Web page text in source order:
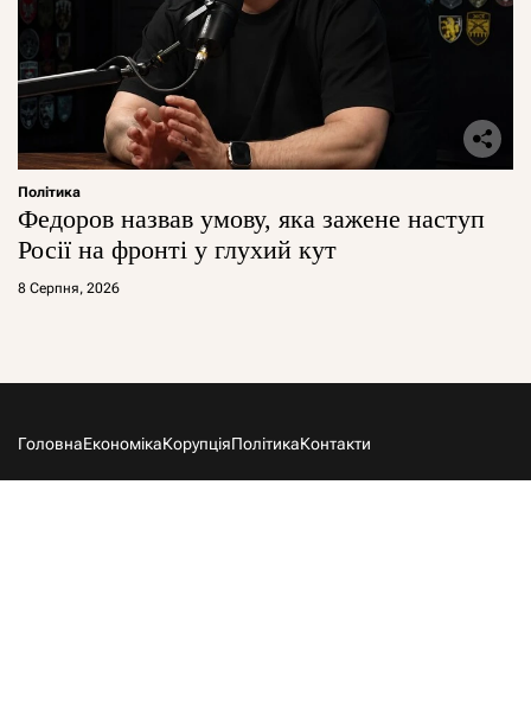
Політика
Федоров назвав умову, яка зажене наступ
Росії на фронті у глухий кут
8 Серпня, 2026
ГоловнаЕкономікаКорупціяПолітикаКонтакти